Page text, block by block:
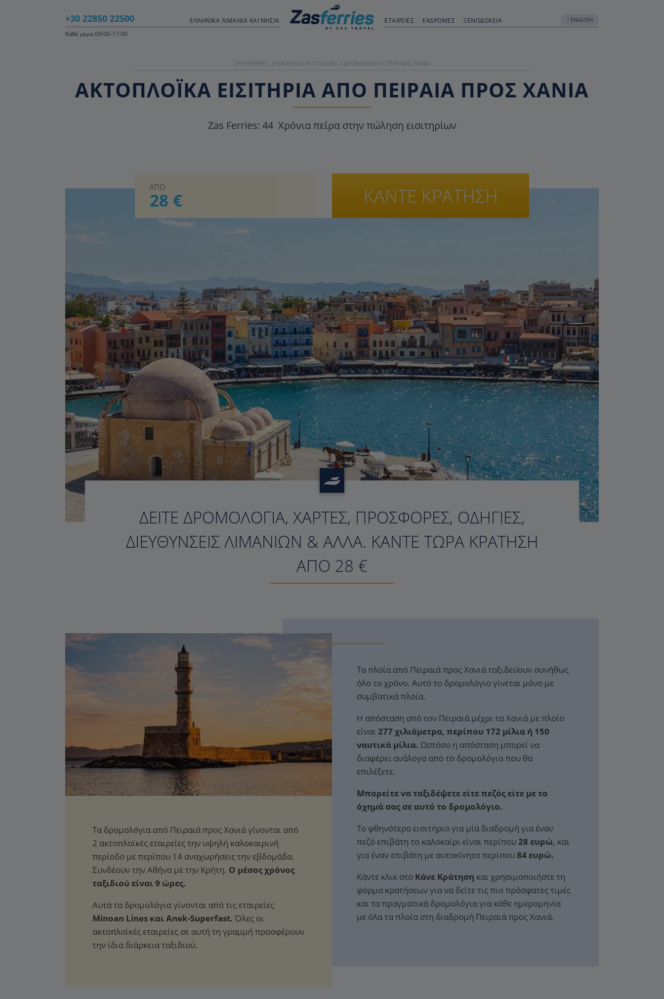
+30 22850 22500 ΕΛΛΗΝΙΚΆ ΛΙΜΆΝΙΑ ΚΑΙ ΝΗΣΙΆ ΕΤΑΙΡΕΙΕΣ ΕΚΔΡΟΜΈΣ ΞΕΝΟΔΟΧΕΊΑ ENGLISH
Κάθε μέρα 09:00-17:00
ZASFERRIES: ΔΡΟΜΟΛΌΓΙΑ ΠΛΟΊΩΝ > ΔΡΟΜΟΛΌΓΙΑ ΠΕΙΡΑΙΆΣ-ΧΑΝΙΆ
ΑΚΤΟΠΛΟΪΚΑ ΕΙΣΙΤΉΡΙΑ ΑΠΌ ΠΕΙΡΑΙΆ ΠΡΟΣ ΧΑΝΙΆ
Zas Ferries: 44Χρόνια πείρα στην πώληση εισιτηρίων
ΑΠΟ
28 € ΚΑΝΤΕ ΚΡΑΤΗΣΗ
ΔΕΊΤΕ ΔΡΟΜΟΛΌΓΙΑ, ΧΆΡΤΕΣ, ΠΡΟΣΦΟΡΈΣ, ΟΔΗΓΊΕΣ,
ΔΙΕΥΘΎΝΣΕΙΣ ΛΙΜΑΝΙΏΝ & ΆΛΛΑ. ΚΆΝΤΕ ΤΏΡΑ ΚΡΆΤΗΣΗ
ΑΠΌ 28 €
Ο μέσος χρόνος
ταξιδιού είναι 9 ώρες.
Αυτά τα δρομολόγια γίνονται από τις εταιρείες
Minoan Lines και Anek-Superfast. Όλες οι
ακτοπλοϊκές εταιρείες σε αυτή τη γραμμή προσφέρουν
την ίδια διάρκεια ταξιδιού.
Τα πλοία από Πειραιά προς Χανιά ταξιδεύουν συνήθως
όλο το χρόνο. Αυτό το δρομολόγιο γίνεται μόνο με
συμβατικά πλοία.
Η απόσταση από τον Πειραιά μέχρι τα Χανιά με πλοίο
είναι277 χιλιόμετρα, περίπου 172 μίλια ή 150
ναυτικά μίλια. Ωστόσο η απόσταση μπορεί να
διαφέρει ανάλογα από το δρομολόγιο που θα
επιλέξετε.
Μπορείτε να ταξιδέψετε είτε πεζός είτε με το
όχημά σας σε αυτό το δρομολόγιο.
Το φθηνότερο εισιτήριο για μία διαδρομή για έναν
πεζό επιβάτη το καλοκαίρι είναι περίπου28 ευρώ, και
για έναν επιβάτη με αυτοκίνητο περίπου84 ευρώ.
Κάντε κλικ στο Κάνε Κράτηση και χρησιμοποιήστε τη
φόρμα κρατήσεων για να δείτε τις πιο πρόσφατες τιμές
και τα πραγματικά δρομολόγια για κάθε ημερομηνία
με όλα τα πλοία στη διαδρομή Πειραιά προς Χανιά.